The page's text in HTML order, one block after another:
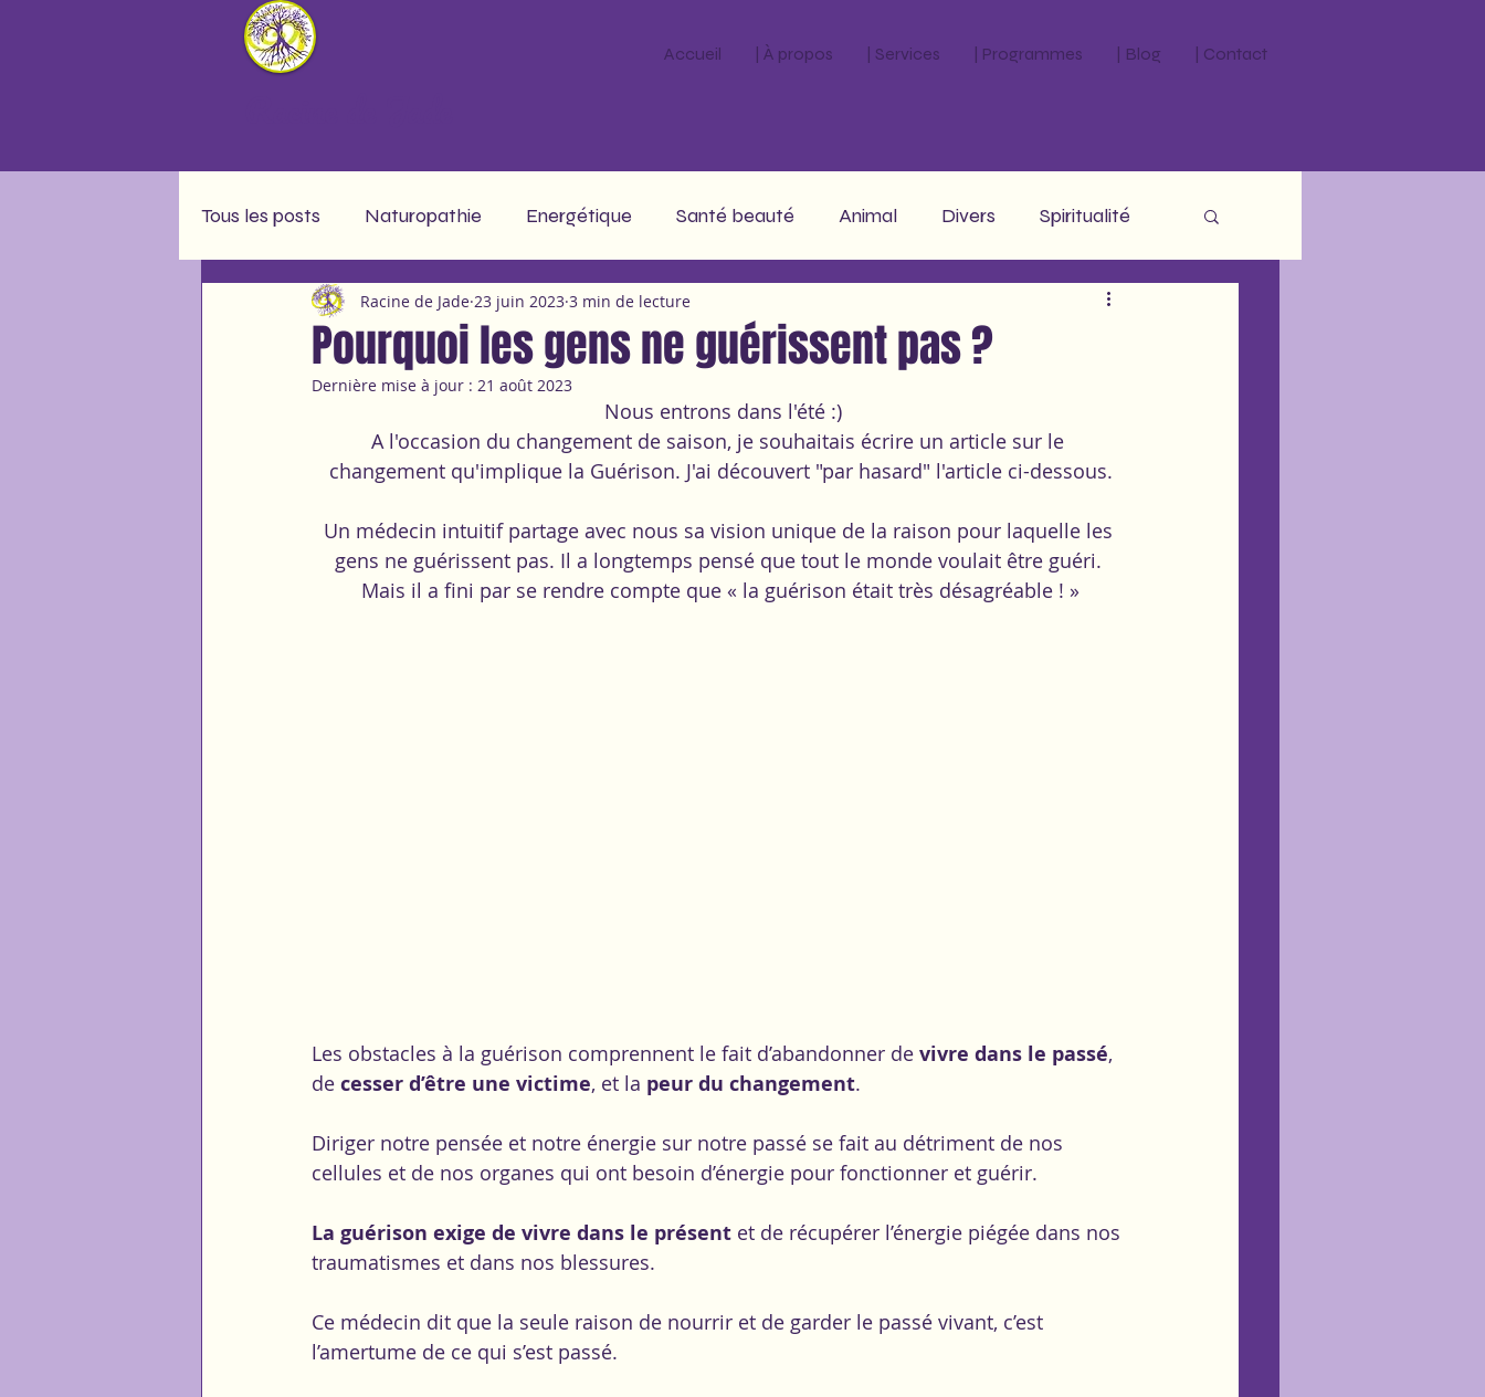
Accueil | À propos | Services | Programmes | Blog | Contact
Tous les posts Naturopathie Energétique Santé beauté Animal Divers Spiritualité
Message soin collectif Astro
Pourquoi les gens ne guérissent pas ?
Racine de Jade 23 juin 2023 3 min de lecture
Dernière mise à jour : 21 août 2023
Nous entrons dans l'été :)
A l'occasion du changement de saison, je souhaitais écrire un article sur le
changement qu'implique la Guérison. J'ai découvert "par hasard" l'article ci-dessous.
Un médecin intuitif partage avec nous sa vision unique de la raison pour laquelle les
gens ne guérissent pas. Il a longtemps pensé que tout le monde voulait être guéri.
Mais il a fini par se rendre compte que « la guérison était très désagréable ! »
Les obstacles à la guérison comprennent le fait d’abandonner de vivre dans le passé,
de cesser d’être une victime, et la peur du changement.
Diriger notre pensée et notre énergie sur notre passé se fait au détriment de nos
cellules et de nos organes qui ont besoin d’énergie pour fonctionner et guérir.
La guérison exige de vivre dans le présent et de récupérer l’énergie piégée dans nos
traumatismes et dans nos blessures.
Ce médecin dit que la seule raison de nourrir et de garder le passé vivant, c’est
l’amertume de ce qui s’est passé.